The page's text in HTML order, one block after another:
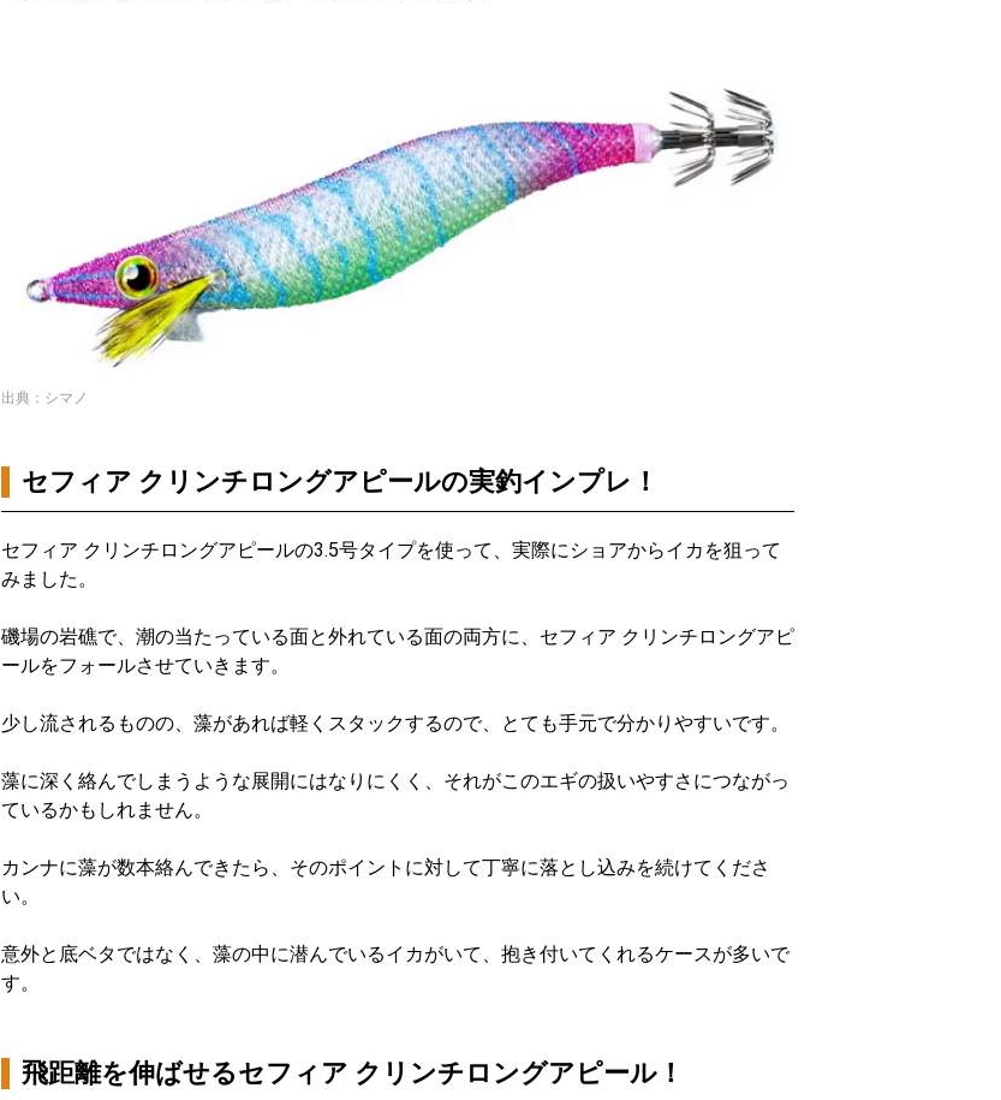
出典：シマノ
セフィア クリンチロングアピールの実釣インプレ！
セフィア クリンチロングアピールの3.5号タイプを使って、実際にショアからイカを狙って
みました。
磯場の岩礁で、潮の当たっている面と外れている面の両方に、セフィア クリンチロングアピ
ールをフォールさせていきます。
少し流されるものの、藻があれば軽くスタックするので、とても手元で分かりやすいです。
藻に深く絡んでしまうような展開にはなりにくく、それがこのエギの扱いやすさにつながっ
ているかもしれません。
カンナに藻が数本絡んできたら、そのポイントに対して丁寧に落とし込みを続けてくださ
い。
意外と底ベタではなく、藻の中に潜んでいるイカがいて、抱き付いてくれるケースが多いで
す。
飛距離を伸ばせるセフィア クリンチロングアピール！